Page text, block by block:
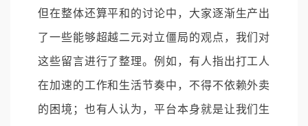
但在整体还算平和的讨论中，大家逐渐生产出
了一些能够超越二元对立僵局的观点，我们对
这些留言进行了整理。例如，有人指出打工人
在加速的工作和生活节奏中，不得不依赖外卖
的困境；也有人认为，平台本身就是让我们生